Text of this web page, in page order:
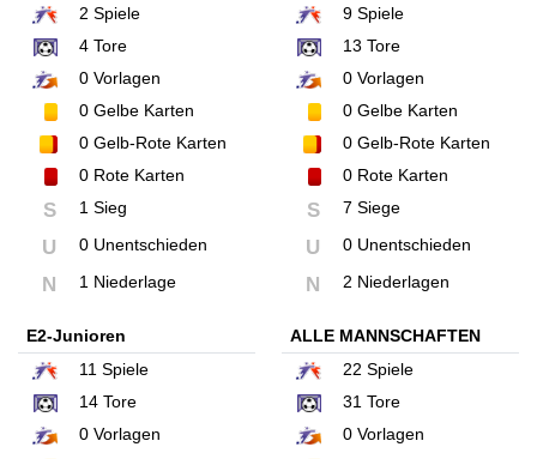
2 Spiele
4 Tore
0 Vorlagen
0 Gelbe Karten
0 Gelb-Rote Karten
0 Rote Karten
S 1 Sieg
U 0 Unentschieden
N 1 Niederlage
9Spiele
13 Tore
0Vorlagen
0Gelbe Karten
0Gelb-Rote Karten
0Rote Karten
S 7 Siege
U 0 Unentschieden
N 2 Niederlagen
E2-Junioren
11 Spiele
14 Tore
0 Vorlagen
ALLE MANNSCHAFTEN
22 Spiele
31Tore
0Vorlagen